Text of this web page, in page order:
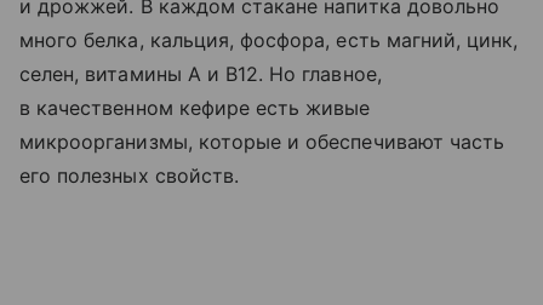
и дрожжей. В каждом стакане напитка довольно
много белка, кальция, фосфора, есть магний, цинк,
селен, витамины A и B12. Но главное,
в качественном кефире есть живые
микроорганизмы, которые и обеспечивают часть
его полезных свойств.